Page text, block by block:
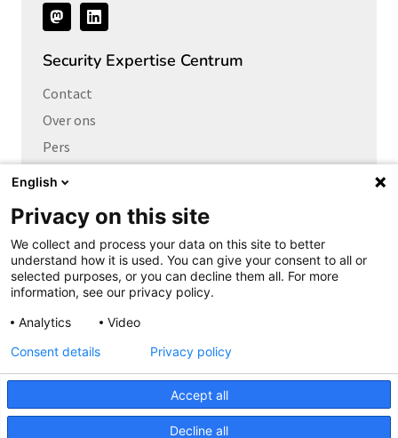
Volg
ons
Security Expertise Centrum
Contact
Over ons
Pers
Vacatures
Links naar
Cybersecurity Community
Platform Integrale veiligheid
Privacy Expertise Centrum
SURF Vendor Compliance
Cookieverklaring
Privacyverklaring
English
Privacy on this site
We collect and process your data on this site to better
understand how it is used. You can give your consent to all or
selected purposes, or you can decline them all. For more
information, see our privacy policy.
Analytics
Video
Accept all
Decline all
Consent details Privacy policy